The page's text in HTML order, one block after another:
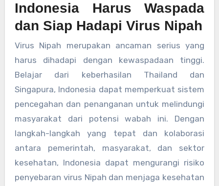
Indonesia Harus Waspada
dan Siap Hadapi Virus Nipah
Virus Nipah merupakan ancaman serius yang
harus dihadapi dengan kewaspadaan tinggi.
Belajar dari keberhasilan Thailand dan
Singapura, Indonesia dapat memperkuat sistem
pencegahan dan penanganan untuk melindungi
masyarakat dari potensi wabah ini. Dengan
langkah-langkah yang tepat dan kolaborasi
antara pemerintah, masyarakat, dan sektor
kesehatan, Indonesia dapat mengurangi risiko
penyebaran virus Nipah dan menjaga kesehatan